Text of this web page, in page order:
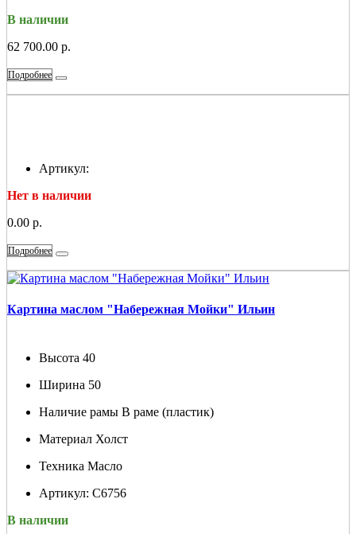
В наличии
62 700.00 р.
Подробнее
Артикул:
Нет в наличии
0.00 р.
Подробнее
Картина маслом "Набережная Мойки" Ильин
Высота 40
Ширина 50
Наличие рамы В раме (пластик)
Материал Холст
Техника Масло
Артикул: С6756
В наличии